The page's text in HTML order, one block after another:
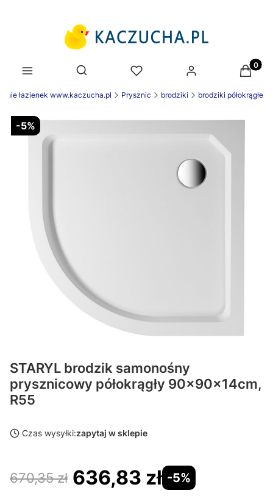
Otwórz wyszukiwarkę
łazienek www.kaczucha.pl Prysznic brodziki brodziki półokrągłe
-5%
STARYL brodzik samonośny
prysznicowy półokrągły 90x90x14cm,
R55
Czas wysyłki:zapytaj w sklepie
670,35 zł 636,83 zł -5%